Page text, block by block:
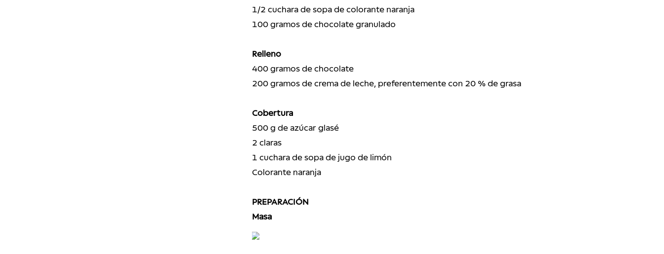
1/2 cuchara de sopa de colorante naranja
100 gramos de chocolate granulado
Relleno
400 gramos de chocolate
200 gramos de crema de leche, preferentemente con 20 % de grasa
Cobertura
500 g de azúcar glasé
2 claras
1 cuchara de sopa de jugo de limón
Colorante naranja
PREPARACIÓN
Masa